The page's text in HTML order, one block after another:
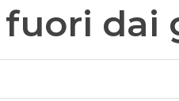
dai